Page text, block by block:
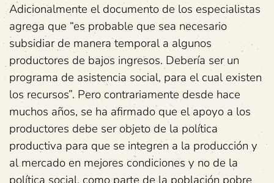
Adicionalmente el documento de los especialistas
agrega que “es probable que sea necesario
subsidiar de manera temporal a algunos
productores de bajos ingresos. Debería ser un
programa de asistencia social, para el cual existen
los recursos”. Pero contrariamente desde hace
muchos años, se ha afirmado que el apoyo a los
productores debe ser objeto de la política
productiva para que se integren a la producción y
al mercado en mejores condiciones y no de la
política social, como parte de la población pobre